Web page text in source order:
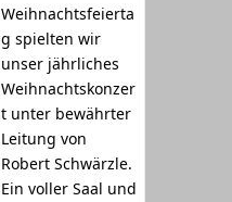
Weihnachtsfeierta
g spielten wir
unser jährliches
Weihnachtskonzer
t unter bewährter
Leitung von
Robert Schwärzle.
Ein voller Saal und